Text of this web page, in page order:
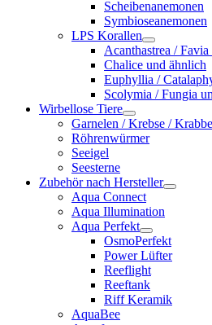
Scheibenanemonen
Symbioseanemonen
LPS Korallen
Acanthastrea /
Chalice und ähnlich
Euphyllia /
Scolymia / Fungia
Wirbellose Tiere
Garnelen / Krebse /
Röhrenwürmer
Seeigel
Seesterne
Zubehör nach Hersteller
Aqua Connect
Aqua Illumination
Aqua Perfekt
OsmoPerfekt
Power Lüfter
Reeflight
Reeftank
Riff Keramik
AquaBee